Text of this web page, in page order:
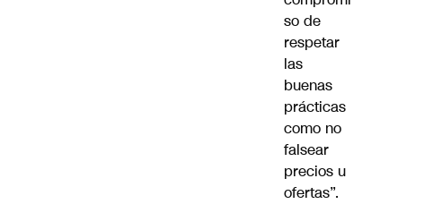
so de
respetar
las
buenas
prácticas
como no
falsear
precios u
ofertas”.